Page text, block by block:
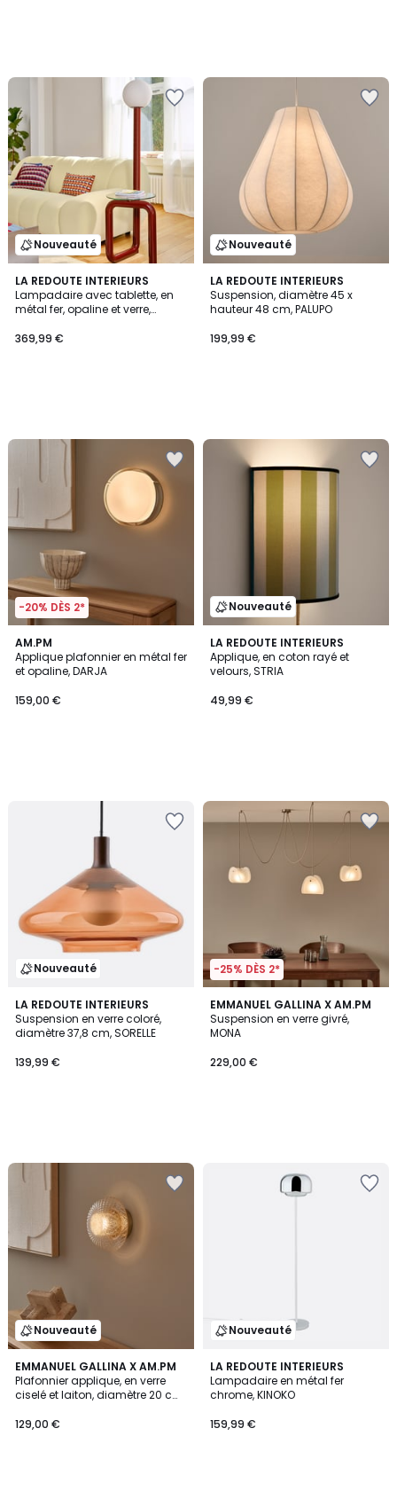
Nouveauté
LA REDOUTE INTERIEURS
Lampadaire avec tablette, en
métal fer, opaline et verre,
369,99 €
Nouveauté
LA REDOUTE INTERIEURS
Suspension, diamètre 45 x
hauteur 48 cm, PALUPO
199,99 €
-20% DÈS 2*
AM.PM
Applique plafonnier en métal fer
et opaline, DARJA
159,00 €
Nouveauté
LA REDOUTE INTERIEURS
Applique, en coton rayé et
velours, STRIA
49,99 €
Nouveauté
LA REDOUTE INTERIEURS
Suspension en verre coloré,
diamètre 37,8 cm, SORELLE
139,99 €
-25% DÈS 2*
EMMANUEL GALLINA X AM.PM
Suspension en verre givré,
MONA
229,00 €
Nouveauté
EMMANUEL GALLINA X AM.PM
Plafonnier applique, en verre
ciselé et laiton, diamètre 20 cm,
129,00 €
Nouveauté
LA REDOUTE INTERIEURS
Lampadaire en métal fer
chrome, KINOKO
159,99 €